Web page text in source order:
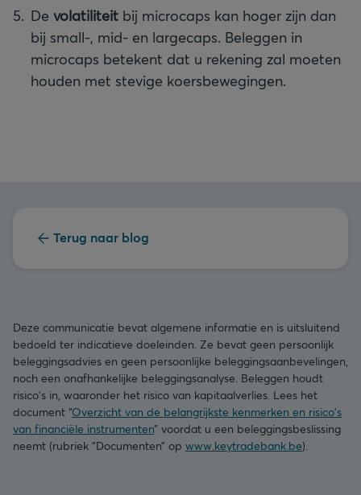
De volatiliteit bij microcaps kan hoger zijn dan
bij small-, mid- en largecaps. Beleggen in
microcaps betekent dat u rekening zal moeten
houden met stevige koersbewegingen.
Terug naar blog
Deze communicatie bevat algemene informatie en is uitsluitend
bedoeld ter indicatieve doeleinden. Ze bevat geen persoonlijk
beleggingsadvies en geen persoonlijke beleggingsaanbevelingen,
noch een onafhankelijke beleggingsanalyse. Beleggen houdt
risico's in, waaronder het risico van kapitaalverlies. Lees het
document “Overzicht van de belangrijkste kenmerken en risico's
van financiële instrumenten” voordat u een beleggingsbeslissing
neemt (rubriek “Documenten” op www.keytradebank.be).